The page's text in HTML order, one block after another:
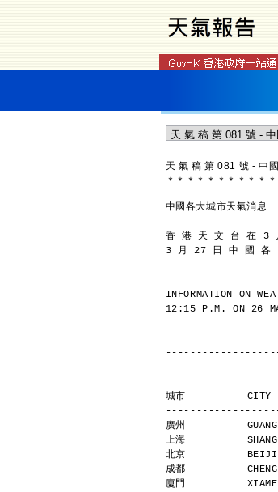
天 氣 稿 第 081 號 - 中
＊ ＊ ＊ ＊ ＊ ＊ ＊ ＊ ＊ ＊ ＊
中國各大城市天氣消息
香 港 天 文 台 在 3
3 月 27 日 中 國 各
INFORMATION ON
12:15 P.M. ON 26
城市          CITY
廣州
上海
北京
成都
廈門